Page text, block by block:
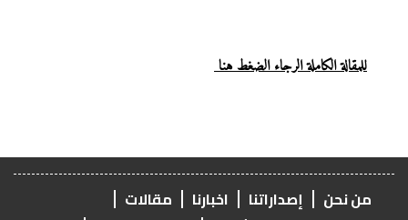
للمقالة الكاملة الرجاء الضغط هنا
من نحن إصداراتنا اخبارنا
مقالات